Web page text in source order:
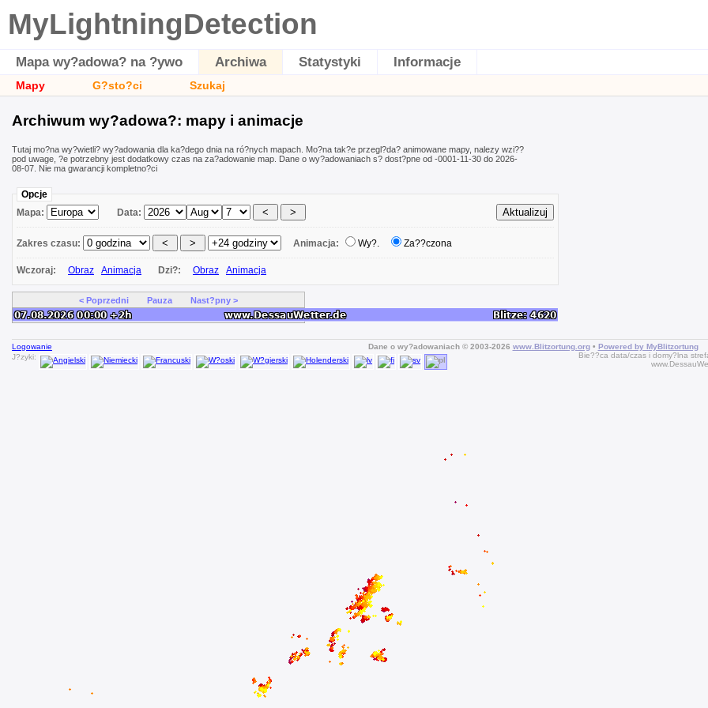
MyLightningDetection
Mapa wy?adowa? na ?ywo Archiwa Statystyki Informacje
Mapy G?sto?ci Szukaj
Archiwum wy?adowa?: mapy i animacje
Tutaj mo?na wy?wietli? wy?adowania dla ka?dego dnia na ró?nych mapach. Mo?na tak?e przegl?da? animowane mapy, nalezy wzi??
pod uwage, ?e potrzebny jest dodatkowy czas na za?adowanie map. Dane o wy?adowaniach s? dost?pne od -0001-11-30 do 2026-
08-07. Nie ma gwarancji kompletno?ci
Opcje
Mapa:
Data:
Zakres czasu: Animacja: Wy?. Za??czona
Wczoraj: Obraz Animacja Dzi?: Obraz Animacja
< Poprzedni Pauza Nast?pny >
Logowanie
J?zyki:
Dane o wy?adowaniach © 2003-2026 www.Blitzortung.org• Powered by MyBlitzortung
Bie??ca data/czas i domy?lna